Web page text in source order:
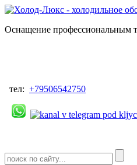
Оснащение профессиональным
тел: +79506542750